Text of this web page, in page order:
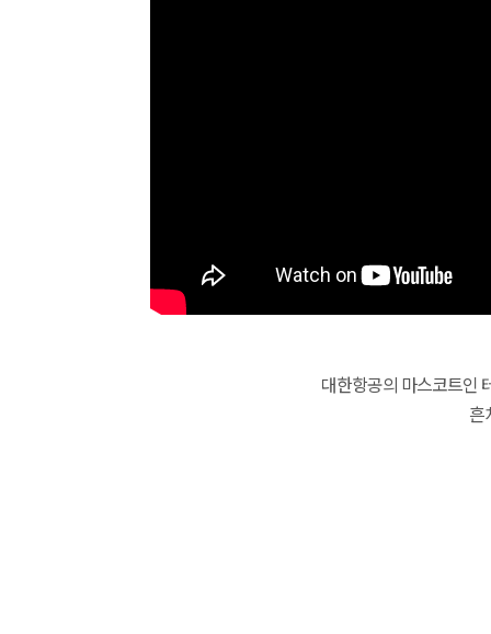
대한항공의 마스코트인
흔